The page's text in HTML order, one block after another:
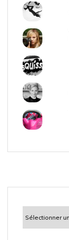
c
À
découvrir